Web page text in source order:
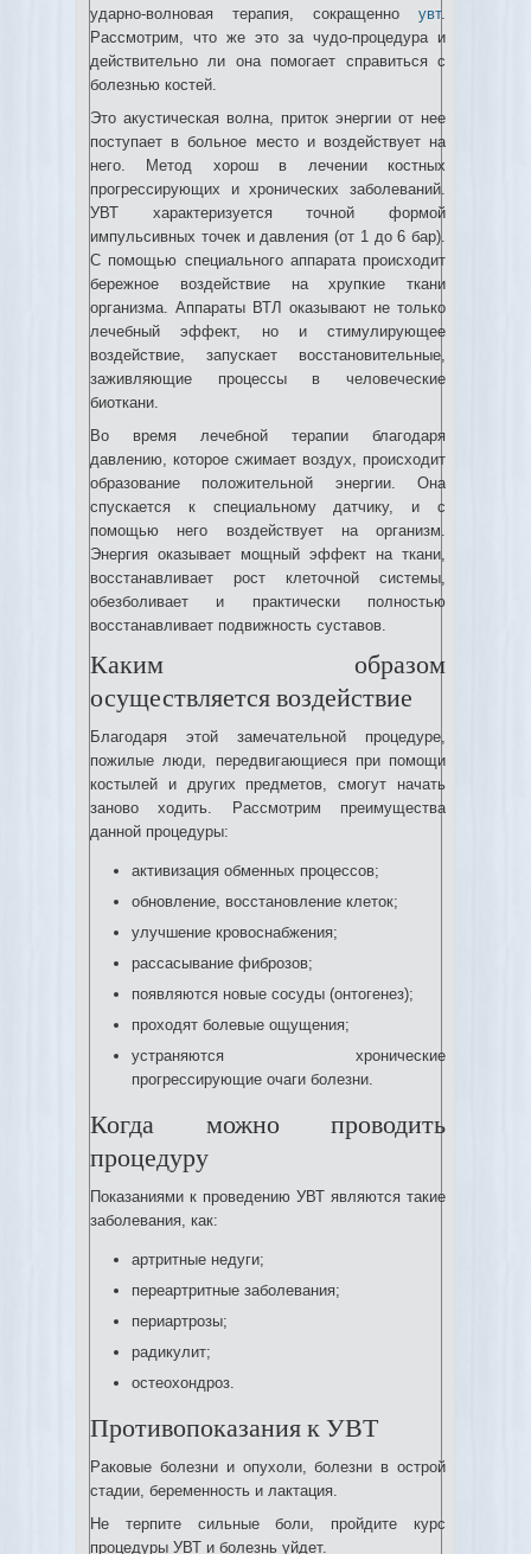
ударно-волновая терапия, сокращенно увт.
Рассмотрим, что же это за чудо-процедура и
действительно ли она помогает справиться с
болезнью костей.
Это акустическая волна, приток энергии от нее
поступает в больное место и воздействует на
него. Метод хорош в лечении костных
прогрессирующих и хронических заболеваний.
УВТ характеризуется точной формой
импульсивных точек и давления (от 1 до 6 бар).
С помощью специального аппарата происходит
бережное воздействие на хрупкие ткани
организма. Аппараты ВТЛ оказывают не только
лечебный эффект, но и стимулирующее
воздействие, запускает восстановительные,
заживляющие процессы в человеческие
биоткани.
Во время лечебной терапии благодаря
давлению, которое сжимает воздух, происходит
образование положительной энергии. Она
спускается к специальному датчику, и с
помощью него воздействует на организм.
Энергия оказывает мощный эффект на ткани,
восстанавливает рост клеточной системы,
обезболивает и практически полностью
восстанавливает подвижность суставов.
Каким образом
осуществляется воздействие
Благодаря этой замечательной процедуре,
пожилые люди, передвигающиеся при помощи
костылей и других предметов, смогут начать
заново ходить. Рассмотрим преимущества
данной процедуры:
активизация обменных процессов;
обновление, восстановление клеток;
улучшение кровоснабжения;
рассасывание фиброзов;
появляются новые сосуды (онтогенез);
проходят болевые ощущения;
устраняются хронические
прогрессирующие очаги болезни.
Когда можно проводить
процедуру
Показаниями к проведению УВТ являются такие
заболевания, как:
артритные недуги;
переартритные заболевания;
периартрозы;
радикулит;
остеохондроз.
Противопоказания к УВТ
Раковые болезни и опухоли, болезни в острой
стадии, беременность и лактация.
Не терпите сильные боли, пройдите курс
процедуры УВТ и болезнь уйдет.